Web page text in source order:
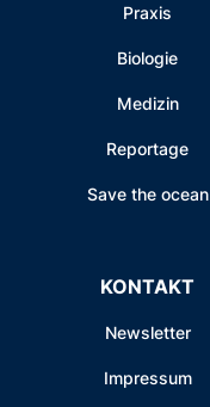
Praxis
Biologie
Medizin
Reportage
Save the ocean
KONTAKT
Newsletter
Impressum